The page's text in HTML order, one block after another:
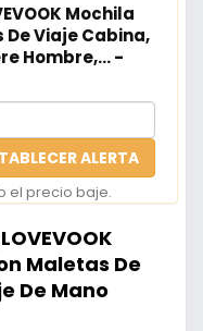
Mochila
Viaje Cabina,
Hombre,... -
ALERTA
el precio baje.
Maletas De
De Mano